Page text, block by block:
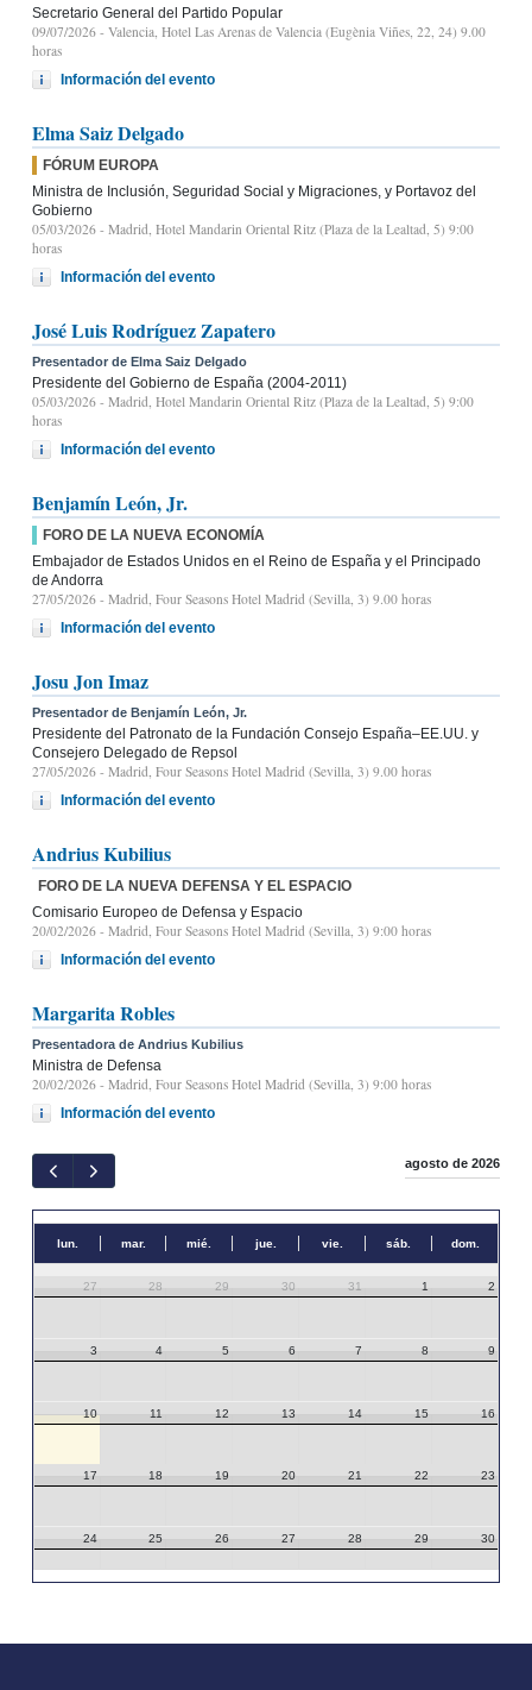
Secretario General del Partido Popular
09/07/2026 - Valencia, Hotel Las Arenas de Valencia (Eugènia Viñes, 22, 24) 9.00
horas
Información del evento
Elma Saiz Delgado
FÓRUM EUROPA
Ministra de Inclusión, Seguridad Social y Migraciones, y Portavoz del
Gobierno
05/03/2026 - Madrid, Hotel Mandarin Oriental Ritz (Plaza de la Lealtad, 5) 9:00
horas
Información del evento
José Luis Rodríguez Zapatero
Presentador de Elma Saiz Delgado
Presidente del Gobierno de España (2004-2011)
05/03/2026 - Madrid, Hotel Mandarin Oriental Ritz (Plaza de la Lealtad, 5) 9:00
horas
Información del evento
Benjamín León, Jr.
FORO DE LA NUEVA ECONOMÍA
Embajador de Estados Unidos en el Reino de España y el Principado
de Andorra
27/05/2026 - Madrid, Four Seasons Hotel Madrid (Sevilla, 3) 9.00 horas
Información del evento
Josu Jon Imaz
Presentador de Benjamín León, Jr.
Presidente del Patronato de la Fundación Consejo España–EE.UU. y
Consejero Delegado de Repsol
27/05/2026 - Madrid, Four Seasons Hotel Madrid (Sevilla, 3) 9.00 horas
Información del evento
Andrius Kubilius
FORO DE LA NUEVA DEFENSA Y EL ESPACIO
Comisario Europeo de Defensa y Espacio
20/02/2026 - Madrid, Four Seasons Hotel Madrid (Sevilla, 3) 9:00 horas
Información del evento
Margarita Robles
Presentadora de Andrius Kubilius
Ministra de Defensa
20/02/2026 - Madrid, Four Seasons Hotel Madrid (Sevilla, 3) 9:00 horas
Información del evento
agosto de 2026
lun. mar. mié. jue. vie. sáb. dom.
27 28 29 30 31 1 2
3 4 5 6 7 8 9
10 11 12 13 14 15 16
17 18 19 20 21 22 23
24 25 26 27 28 29 30